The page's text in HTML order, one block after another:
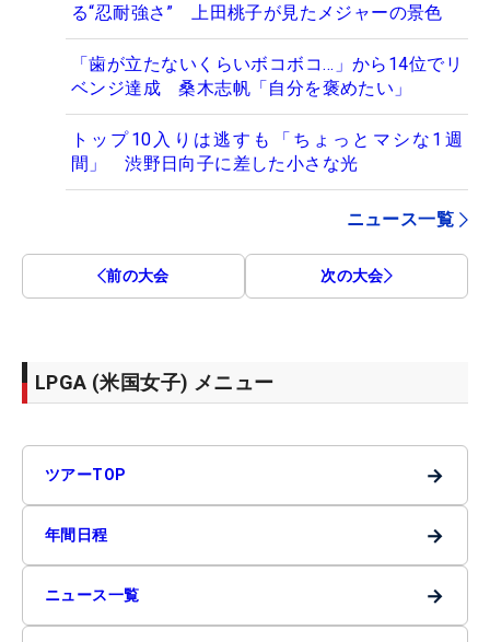
る“忍耐強さ” 上田桃子が見たメジャーの景色
「歯が立たないくらいボコボコ…」から14位でリ
ベンジ達成 桑木志帆「自分を褒めたい」
トップ10入りは逃すも「ちょっとマシな1週
間」 渋野日向子に差した小さな光
ニュース一覧
前の大会 次の大会
LPGA (米国女子) メニュー
ツアーTOP →
年間日程 →
ニュース一覧 →